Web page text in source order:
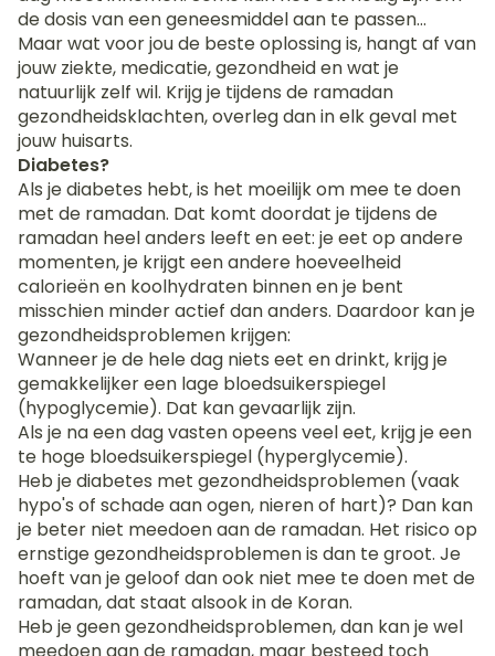
de dosis van een geneesmiddel aan te passen…
Maar wat voor jou de beste oplossing is, hangt af van
jouw ziekte, medicatie, gezondheid en wat je
natuurlijk zelf wil. Krijg je tijdens de ramadan
gezondheidsklachten, overleg dan in elk geval met
jouw huisarts.
Diabetes?
Als je diabetes hebt, is het moeilijk om mee te doen
met de ramadan. Dat komt doordat je tijdens de
ramadan heel anders leeft en eet: je eet op andere
momenten, je krijgt een andere hoeveelheid
calorieën en koolhydraten binnen en je bent
misschien minder actief dan anders. Daardoor kan je
gezondheidsproblemen krijgen:
Wanneer je de hele dag niets eet en drinkt, krijg je
gemakkelijker een lage bloedsuikerspiegel
(hypoglycemie). Dat kan gevaarlijk zijn.
Als je na een dag vasten opeens veel eet, krijg je een
te hoge bloedsuikerspiegel (hyperglycemie).
Heb je diabetes met gezondheidsproblemen (vaak
hypo's of schade aan ogen, nieren of hart)? Dan kan
je beter niet meedoen aan de ramadan. Het risico op
ernstige gezondheidsproblemen is dan te groot. Je
hoeft van je geloof dan ook niet mee te doen met de
ramadan, dat staat alsook in de Koran.
Heb je geen gezondheidsproblemen, dan kan je wel